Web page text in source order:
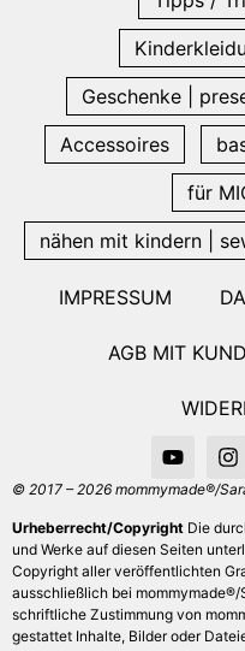
Geschenke |
Accessoires
für
nähen mit kindern |
IMPRESSUM
AGB MIT
© 2017 – 2026 mommymade®/
Urheberrecht/Copyright Die
und Werke auf diesen Seiten
Copyright aller veröffentlichten
ausschließlich bei
schriftliche Zustimmung von
gestattet Inhalte, Bilder oder